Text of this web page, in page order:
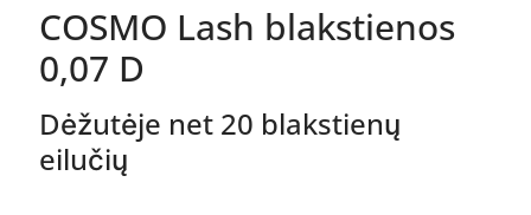
COSMO Lash blakstienos
0,07 D
Dėžutėje net 20 blakstienų
eilučių